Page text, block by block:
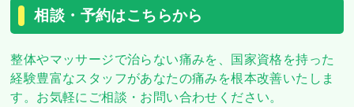
相談・予約はこちらから
整体やマッサージで治らない痛みを、
国家資格を持った
経験豊富なスタッフがあなたの痛みを根本改善いたしま
す。 お気軽にご相談・お問い合わせください。